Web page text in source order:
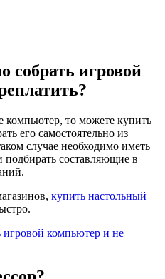
собрать игровой
компьютер, то можете купить
его самостоятельно из
случае необходимо иметь
подбирать составляющие в
купить настольный